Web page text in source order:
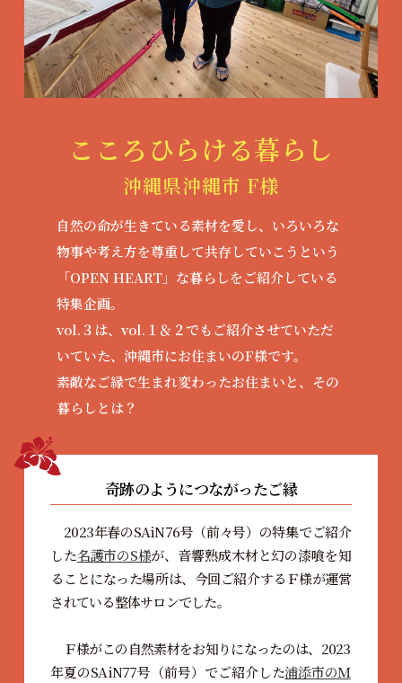
こころひらける暮らし
沖縄県沖縄市 F様
自然の命が生きている素材を愛し、いろいろな
物事や考え方を尊重して共存していこうという
「OPEN HEART」な暮らしをご紹介している
特集企画。
vol.３は、vol.１＆２でもご紹介させていただ
いていた、沖縄市にお住まいのF様です。
素敵なご縁で生まれ変わったお住まいと、その
暮らしとは？
奇跡のようにつながったご縁
2023年春のSAiN76号（前々号）の特集でご紹介
した名護市のS様が、音響熟成木材と幻の漆喰を知
ることになった場所は、今回ご紹介するＦ様が運営
されている整体サロンでした。
Ｆ様がこの自然素材をお知りになったのは、2023
年夏のSAiN77号（前号）でご紹介した浦添市のＭ